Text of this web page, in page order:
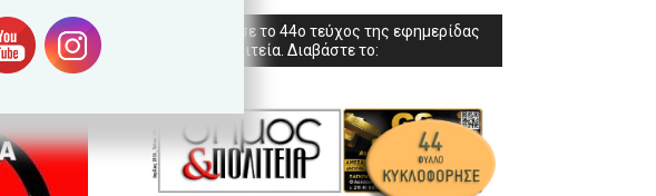
Κυκλοφόρησε το 44ο τεύχος της εφημερίδας
Δήμος & Πολιτεία. Διαβάστε το: